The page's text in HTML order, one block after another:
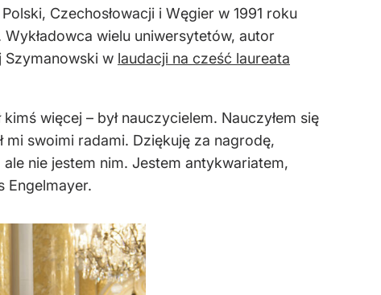
Czechosłowacji i Węgier w 1991 roku
wielu uniwersytetów, autor
Szymanowski w laudacji na cześć laureata
więcej – był nauczycielem. Nauczyłem się
swoimi radami. Dziękuję za nagrodę,
nie jestem nim. Jestem antykwariatem,
Engelmayer.